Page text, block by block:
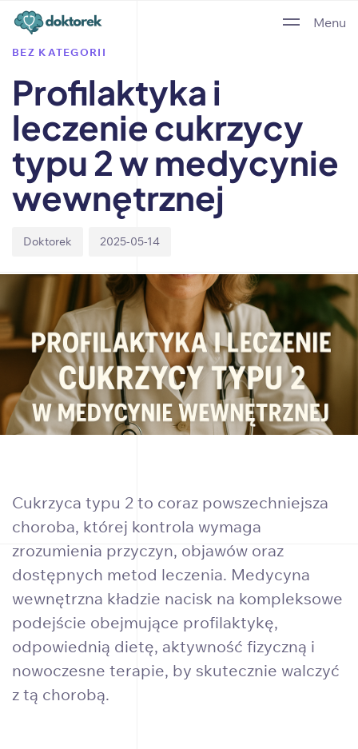
Menu
PUBLISHED
BEZ KATEGORII
Profilaktyka i
leczenie cukrzycy
typu 2 w medycynie
wewnętrznej
Author
Doktorek
Published
2025-05-14
Cukrzyca typu 2 to coraz powszechniejsza
choroba, której kontrola wymaga
zrozumienia przyczyn, objawów oraz
dostępnych metod leczenia. Medycyna
wewnętrzna kładzie nacisk na kompleksowe
podejście obejmujące profilaktykę,
odpowiednią dietę, aktywność fizyczną i
nowoczesne terapie, by skutecznie walczyć
z tą chorobą.